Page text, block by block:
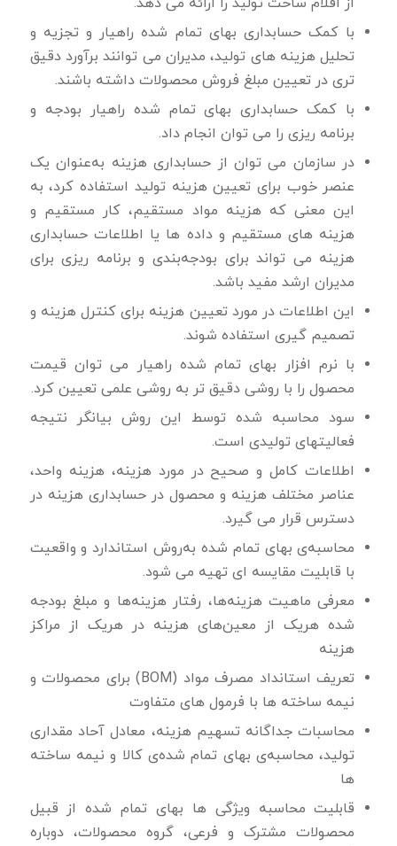
از اقلام ساخت تولید را ارائه می دهد.
با كمک حسابداری بهای تمام شده راهیار و تجزیه و
تحلیل هزینه های تولید، مدیران می توانند برآورد دقیق
تری در تعیین مبلغ فروش محصولات داشته باشند.
با كمک حسابداری بهای تمام شده راهیار بودجه و
برنامه ریزی را می توان انجام داد.
در سازمان می توان از حسابداری هزینه به‌عنوان یک
عنصر خوب برای تعیین هزینه تولید استفاده کرد، به
این معنی که هزینه مواد مستقیم، کار مستقیم و
هزینه های مستقیم و داده ها یا اطلاعات حسابداری
هزینه می تواند برای بودجه‌بندی و برنامه ریزی برای
مدیران ارشد مفید باشد.
این اطلاعات در مورد تعیین هزینه برای کنترل هزینه و
تصمیم گیری استفاده شوند.
با نرم افزار بهای تمام شده راهیار می توان قیمت
محصول را با روشی دقیق تر به روشی علمی تعیین کرد.
سود محاسبه شده توسط این روش بیانگر نتیجه
فعالیتهای تولیدی است.
اطلاعات کامل و صحیح در مورد هزینه، هزینه واحد،
عناصر مختلف هزینه و محصول در حسابداری هزینه در
دسترس قرار می گیرد.
محاسبه‌ی بهای تمام شده به‌روش استاندارد و واقعیت
با قابلیت مقایسه ای تهیه می شود.
معرفی ماهیت هزینه‌ها، رفتار هزینه‌ها و مبلغ بودجه‌
شده هریک از معین‌‌های هزینه در هریک از مراکز
هزینه‌
تعریف استانداد مصرف مواد (BOM) برای محصولات و
نیمه ساخته ها با فرمول های متفاوت
محاسبات جداگانه تسهیم هزینه، معادل آحاد مقداری
تولید، محاسبه‌ی بهای تمام شده‌ی کالا و نیمه ساخته
ها
قابلیت محاسبه ویژگی ها بهای تمام شده از قبیل
محصولات مشترک و فرعی، گروه محصولات، دوباره